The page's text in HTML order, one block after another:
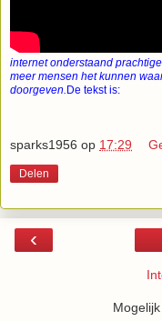
internet onderstaand
meer mensen het kunnen
doorgeven. De tekst is:
sparks1956 op 17:29
Delen
‹